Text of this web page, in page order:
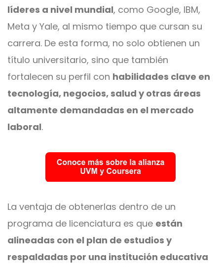
líderes a nivel mundial, como Google, IBM,
Meta y Yale, al mismo tiempo que cursan su
carrera. De esta forma, no solo obtienen un
título universitario, sino que también
fortalecen su perfil con habilidades clave en
tecnología, negocios, salud y otras áreas
altamente demandadas en el mercado
laboral.
La ventaja de obtenerlas dentro de un
programa de licenciatura es que están
alineadas con el plan de estudios y
respaldadas por una institución educativa